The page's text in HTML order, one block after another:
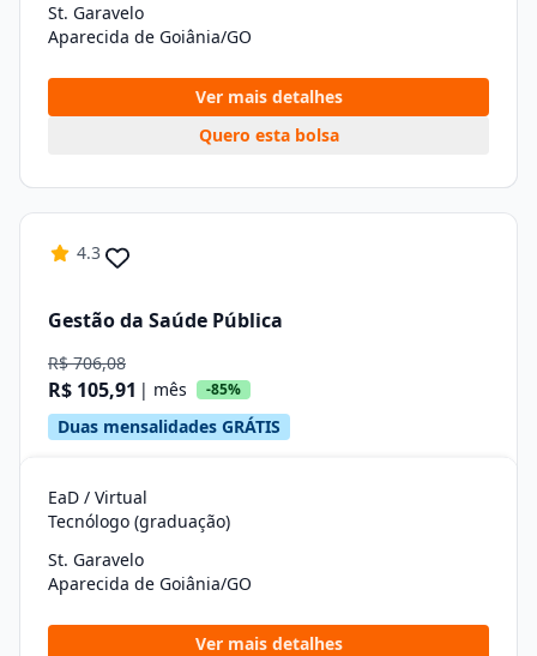
St. Garavelo
Aparecida de Goiânia/GO
Ver mais detalhes
Quero esta bolsa
4.3
Gestão da Saúde Pública
R$ 706,08
R$ 105,91 | mês -85%
Duas mensalidades GRÁTIS
EaD / Virtual
Tecnólogo (graduação)
St. Garavelo
Aparecida de Goiânia/GO
Ver mais detalhes